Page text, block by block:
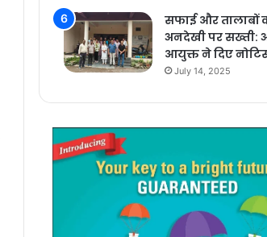
सफाई और तालाबों
अनदेखी पर सख्ती:
आयुक्त ने दिए
July 14, 2025